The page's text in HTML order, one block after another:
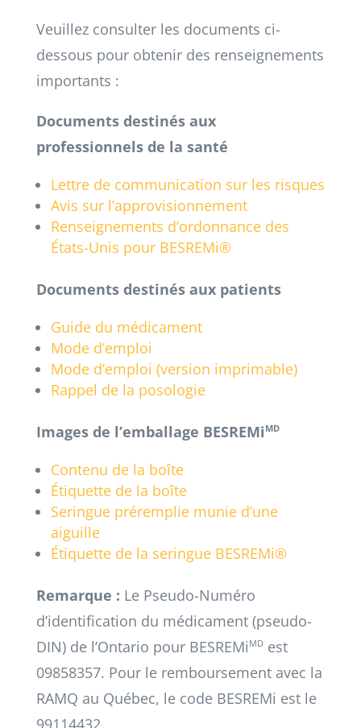
Veuillez consulter les documents ci-
dessous pour obtenir des renseignements
importants :
Documents destinés aux
professionnels de la santé
Lettre de communication sur les risques
Avis sur l’approvisionnement
Renseignements d’ordonnance des
États-Unis pour BESREMi®
Documents destinés aux patients
Guide du médicament
Mode d’emploi
Mode d’emploi (version imprimable)
Rappel de la posologie
Images de l’emballage BESREMi MD
Contenu de la boîte
Étiquette de la boîte
Seringue préremplie munie d’une
aiguille
Étiquette de la seringue BESREMi®
Remarque : Le Pseudo-Numéro
d’identification du médicament (pseudo-
DIN) de l’Ontario pour BESREMi MDest
09858357. Pour le remboursement avec la
RAMQ au Québec, le code BESREMi est le